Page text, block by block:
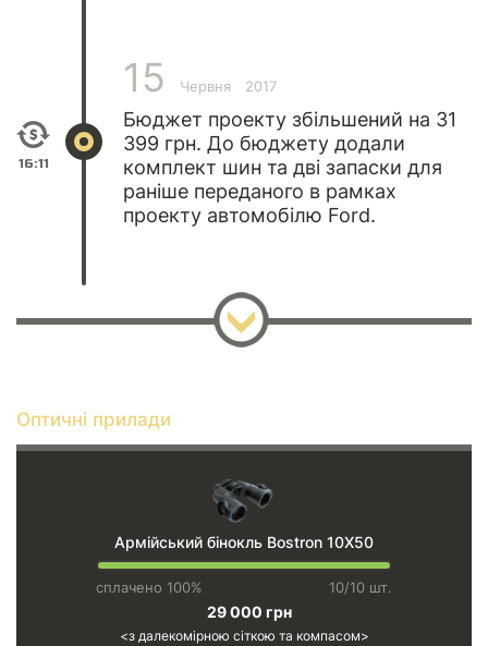
16:11
15 Червня 2017
Бюджет проекту збільшений на 31
399 грн. До бюджету додали
комплект шин та дві запаски для
раніше переданого в рамках
проекту автомобілю Ford.
Оптичні прилади
Армійський бінокль Bostron 10X50
сплачено 100% 10/10 шт.
29 000 грн
з далекомірною сіткою та компасом